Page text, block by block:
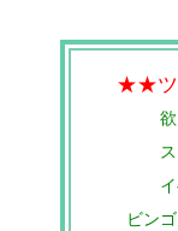
★★ツ
ビン